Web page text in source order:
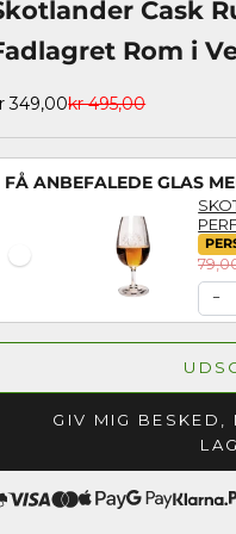
Cask
Rom i
349,00Normalpris
kr 495,00
FÅ ANBEFALEDE GLAS
−
GIV MIG BESKED,